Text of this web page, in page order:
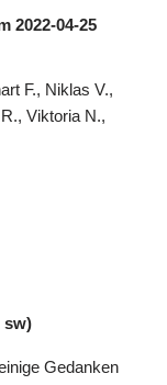
2022-04-25
F., Niklas V.,
Viktoria N.,
sw)
Gedanken